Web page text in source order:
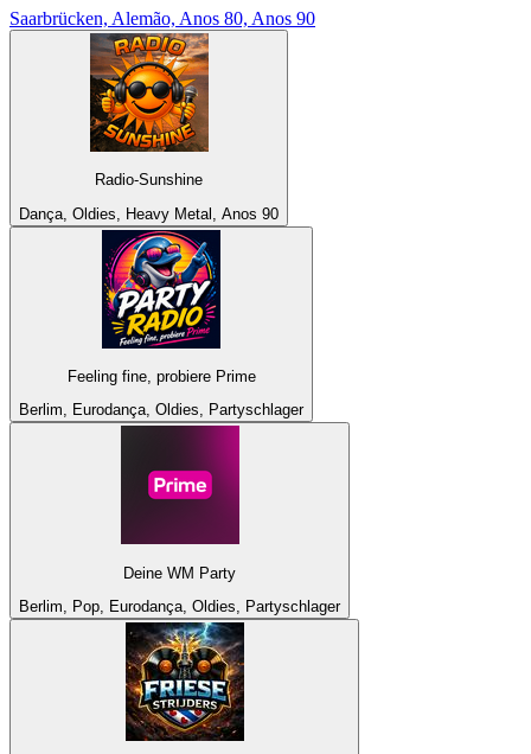
Saarbrücken, Alemão, Anos 80, Anos 90
Radio-Sunshine
Dança, Oldies, Heavy Metal, Anos 90
Feeling fine, probiere Prime
Berlim, Eurodança, Oldies, Partyschlager
Deine WM Party
Berlim, Pop, Eurodança, Oldies, Partyschlager